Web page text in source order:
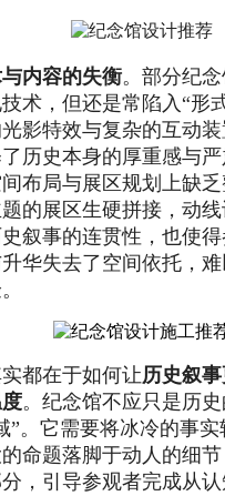
内容的失衡。部分纪
术，但还是常陷入“形
影特效与复杂的互动
历史本身的厚重感与
布局与展区规划上缺
的展区生硬拼接，动
叙事的连贯性，也使
华失去了空间依托，
都在于如何让历史叙
。纪念馆不应只是历
”。它需要将冰冷的事
命题落脚于动人的细
，引导参观者完成从